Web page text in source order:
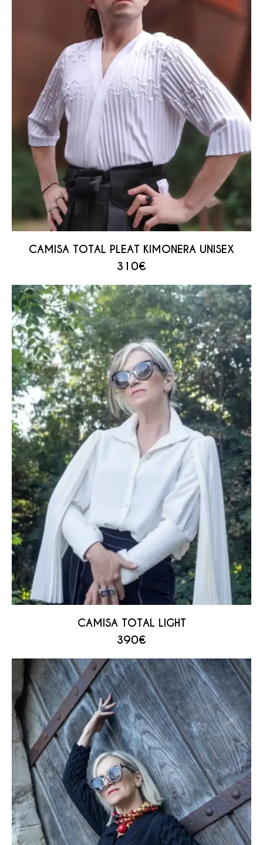
CAMISA TOTAL PLEAT KIMONERA UNISEX
310€
CAMISA TOTAL LIGHT
390€